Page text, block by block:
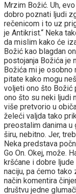
Mrzim Božić. Uh,
dobro poznati ljudi
rečenicom i to uz
je Antikrist.“ Neka
da mislim kako će
Božić kao blagdan
postojanja Božića je
Božića mi je osobno
pitate kako mogu
voljeti ono što Božić
ono što su neki ljudi
više pretvorio u
želeći valjda tako
preostalim danima u
širu, nebitno. Jer,
Neka predstava
Go On. Okej, može.
kršćane i dobre
naciju, pa ćemo
način komentira
društvu jedne